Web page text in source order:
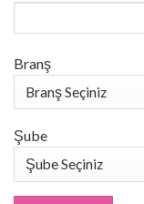
Branş
Şube